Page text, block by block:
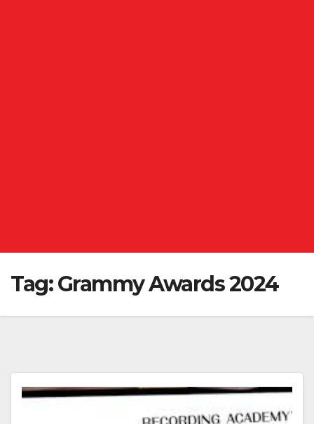
Tag:Grammy Awards 2024